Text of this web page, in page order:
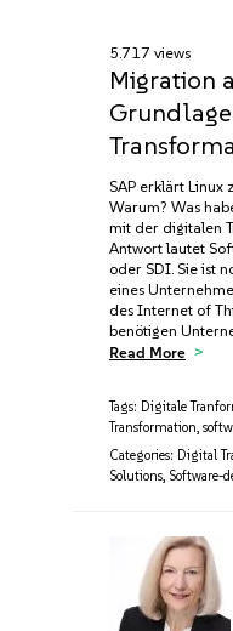
5.717 views
Migration
SAP erklärt Linux
Warum? Was
mit der digitalen
Antwort lautet
oder SDI. Sie ist
eines
des Internet of
benötigen
Read More
Tags: Digitale
Transformation,
Categories: Digital
Solutions, Software-